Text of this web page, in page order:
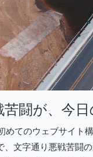
闘が、今
めてのウェブサイト
、文字通り悪戦苦闘